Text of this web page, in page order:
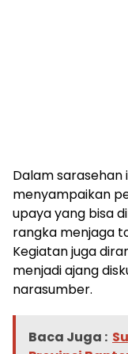
Dalam sarasehan
menyampaikan
upaya yang bisa
rangka menjaga
Kegiatan juga
menjadi ajang
narasumber.
Baca Juga :